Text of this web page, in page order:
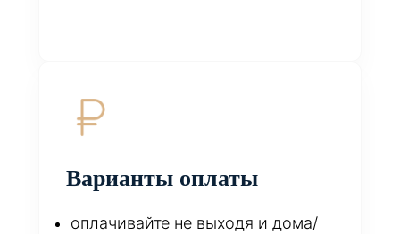
Варианты оплаты
оплачивайте не выходя и дома/